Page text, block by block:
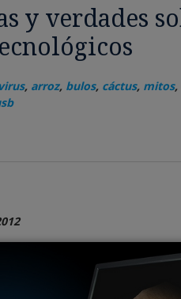
y verdades
, arroz, bulos, cáctus, mitos,